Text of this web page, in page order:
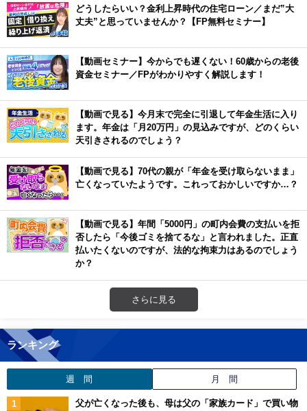
どうしたらいい？金利上昇時代の住宅ローン／まだ”大
丈夫”と思っていませんか？【FP無料セミナー】
【動画セミナー】今からでも遅くない！60歳からの老後
資金セミナー／FPがわかりやすく解説します！
【動画で見る】今月末で完全に引退して年金生活に入り
ます。年金は「月20万円」の見込みですが、どのくらい
天引きされるのでしょう？
【動画で見る】70代の親が「年金を受け取らないまま」
亡くなっていたようです。これっておかしいですか…？
【動画で見る】年間「5000円」の町内会費の支払いを拒
否したら「今後ゴミを捨てるな」と言われました。正直
払いたくないのですが、法的な拘束力はあるのでしょう
か？
さらに見る
ランキング
週 間 月 間
父が亡くなった後も、母は父の「家族カード」で買い物